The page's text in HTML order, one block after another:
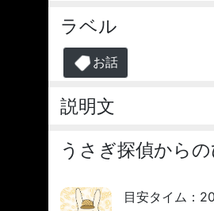
ラベル
お話
説明文
うさぎ探偵から
目安タイム：